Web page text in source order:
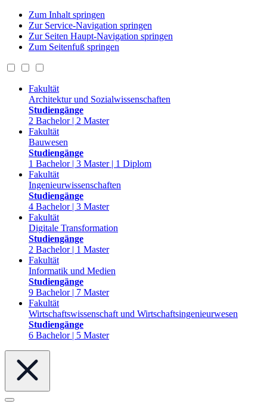
Zum Inhalt springen
Zur Service-Navigation springen
Zur Seiten Haupt-Navigation springen
Zum Seitenfuß springen
Fakultät
Architektur und Sozialwissenschaften
Studiengänge
2 Bachelor | 2 Master
Fakultät
Bauwesen
Studiengänge
1 Bachelor | 3 Master | 1 Diplom
Fakultät
Ingenieurwissenschaften
Studiengänge
4 Bachelor | 3 Master
Fakultät
Digitale Transformation
Studiengänge
2 Bachelor | 1 Master
Fakultät
Informatik und Medien
Studiengänge
9 Bachelor | 7 Master
Fakultät
Wirtschaftswissenschaft und Wirtschaftsingenieurwesen
Studiengänge
6 Bachelor | 5 Master